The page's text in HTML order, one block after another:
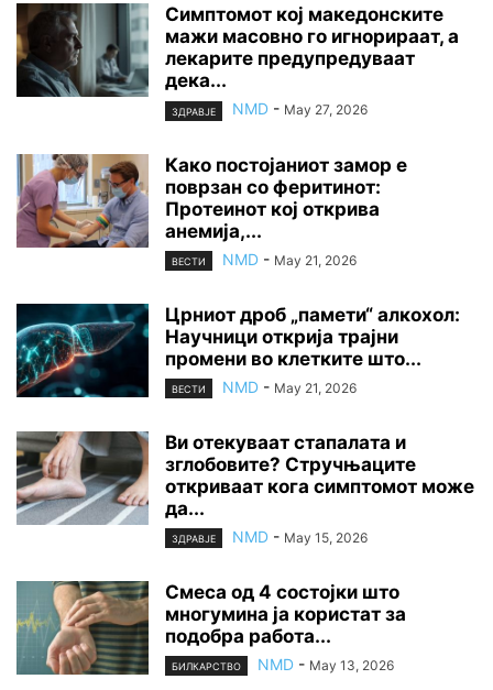
Симптомот кој македонските
мажи масовно го игнорираат, а
лекарите предупредуваат
дека...
ЗДРАВЈЕ NMD - May 27, 2026
Како постојаниот замор е
поврзан со феритинот:
Протеинот кој открива
анемија,...
ВЕСТИ NMD - May 21, 2026
Црниот дроб „памети“ алкохол:
Научници открија трајни
промени во клетките што...
ВЕСТИ NMD - May 21, 2026
Ви отекуваат стапалата и
зглобовите? Стручњаците
откриваат кога симптомот може
да...
ЗДРАВЈЕ NMD - May 15, 2026
Смеса од 4 состојки што
многумина ја користат за
подобра работа...
БИЛКАРСТВО NMD - May 13, 2026